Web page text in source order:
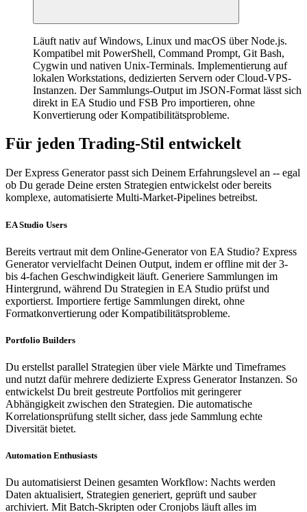
Läuft nativ auf Windows, Linux und macOS über Node.js.
Kompatibel mit PowerShell, Command Prompt, Git Bash,
Cygwin und nativen Unix-Terminals. Implementierung auf
lokalen Workstations, dedizierten Servern oder Cloud-VPS-
Instanzen. Der Sammlungs-Output im JSON-Format lässt sich
direkt in EA Studio und FSB Pro importieren, ohne
Konvertierung oder Kompatibilitätsprobleme.
Für jeden Trading-Stil entwickelt
Der Express Generator passt sich Deinem Erfahrungslevel an -- egal
ob Du gerade Deine ersten Strategien entwickelst oder bereits
komplexe, automatisierte Multi-Market-Pipelines betreibst.
EA Studio Users
Bereits vertraut mit dem Online-Generator von EA Studio? Express
Generator vervielfacht Deinen Output, indem er offline mit der 3-
bis 4-fachen Geschwindigkeit läuft. Generiere Sammlungen im
Hintergrund, während Du Strategien in EA Studio prüfst und
exportierst. Importiere fertige Sammlungen direkt, ohne
Formatkonvertierung oder Kompatibilitätsprobleme.
Portfolio Builders
Du erstellst parallel Strategien über viele Märkte und Timeframes
und nutzt dafür mehrere dedizierte Express Generator Instanzen. So
entwickelst Du breit gestreute Portfolios mit geringerer
Abhängigkeit zwischen den Strategien. Die automatische
Korrelationsprüfung stellt sicher, dass jede Sammlung echte
Diversität bietet.
Automation Enthusiasts
Du automatisierst Deinen gesamten Workflow: Nachts werden
Daten aktualisiert, Strategien generiert, geprüft und sauber
archiviert. Mit Batch-Skripten oder Cronjobs läuft alles im